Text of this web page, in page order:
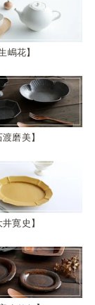
嶋花
渡磨美
井寛史